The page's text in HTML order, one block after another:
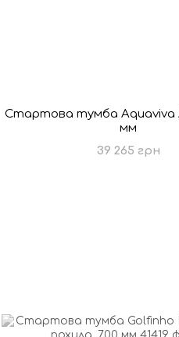
Стартова тумба Aquaviva
мм
39 265 грн